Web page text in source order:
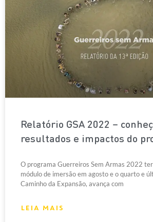
Relatório GSA 2022 –
resultados e impactos do
O programa Guerreiros Sem Armas 2022
módulo de imersão em agosto e o quarto e
Caminho da Expansão, avança com
LEIA MAIS